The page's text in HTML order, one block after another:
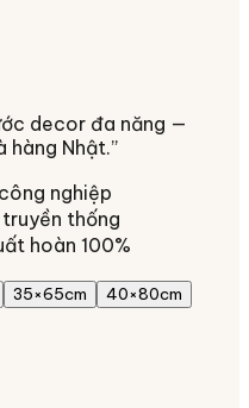
decor đa năng —
hàng Nhật.”
nghiệp
thống
hoàn 100%
35×65cm 40×80cm